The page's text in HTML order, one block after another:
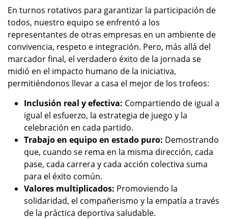
En turnos rotativos para garantizar la participación de
todos, nuestro equipo se enfrentó a los
representantes de otras empresas en un ambiente de
convivencia, respeto e integración. Pero, más allá del
marcador final, el verdadero éxito de la jornada se
midió en el impacto humano de la iniciativa,
permitiéndonos llevar a casa el mejor de los trofeos:
Inclusión real y efectiva: Compartiendo de igual a
igual el esfuerzo, la estrategia de juego y la
celebración en cada partido.
Trabajo en equipo en estado puro: Demostrando
que, cuando se rema en la misma dirección, cada
pase, cada carrera y cada acción colectiva suma
para el éxito común.
Valores multiplicados: Promoviendo la
solidaridad, el compañerismo y la empatía a través
de la práctica deportiva saludable.